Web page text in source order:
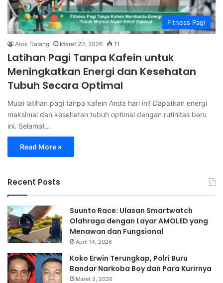
Fitness Pagi
Atok Dalang Maret 20, 2026 11
Latihan Pagi Tanpa Kafein untuk
Meningkatkan Energi dan Kesehatan
Tubuh Secara Optimal
Mulai latihan pagi tanpa kafein Anda hari ini! Dapatkan energi
maksimal dan kesehatan tubuh optimal dengan rutinitas baru
ini. Selamat…
Read More »
Recent Posts
Suunto Race: Ulasan Smartwatch
Olahraga dengan Layar AMOLED yang
Menawan dan Fungsional
April 14, 2026
Koko Erwin Terungkap, Polri Buru
Bandar Narkoba Boy dan Para Kurirnya
Maret 2, 2026